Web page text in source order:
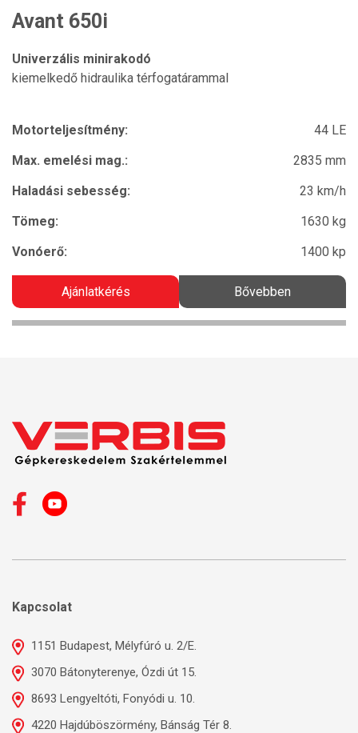
Avant 650i
Univerzális minirakodó
kiemelkedő hidraulika térfogatárammal
Motorteljesítmény:
44 LE
Max. emelési mag.:
2835 mm
Haladási sebesség:
23 km/h
Tömeg:
1630 kg
Vonóerő:
1400 kp
Ajánlatkérés Bővebben
Kapcsolat
1151 Budapest, Mélyfúró u. 2/E.
3070 Bátonyterenye, Ózdi út 15.
8693 Lengyeltóti, Fonyódi u. 10.
4220 Hajdúböszörmény, Bánság Tér 8.